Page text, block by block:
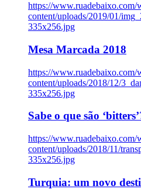
https://www.ruadebaixo.com/
content/uploads/2019/01/
335x256.jpg
Mesa Marcada 2018
https://www.ruadebaixo.com/
content/uploads/2018/12/
335x256.jpg
Sabe o que são
https://www.ruadebaixo.com/
content/uploads/2018/11/
335x256.jpg
Turquia: um novo